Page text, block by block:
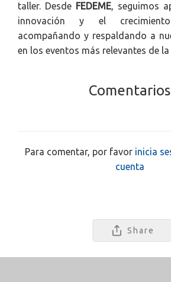
taller. Desde FEDEME, seguimos
innovación y el
acompañando y respaldando a
en los eventos más relevantes de
Comentarios
Para comentar, por favor inicia
cuenta
Share